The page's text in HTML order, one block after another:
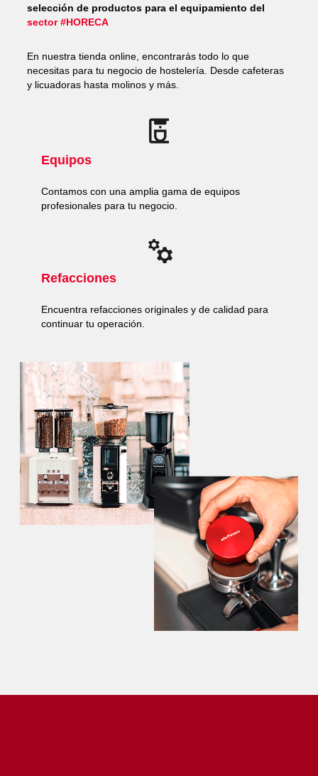
selección de productos para el equipamiento del
sector #HORECA
En nuestra tienda online, encontrarás todo lo que
necesitas para tu negocio de hostelería. Desde cafeteras
y licuadoras hasta molinos y más.
Equipos
Contamos con una amplia gama de equipos
profesionales para tu negocio.
Refacciones
Encuentra refacciones originales y de calidad para
continuar tu operación.